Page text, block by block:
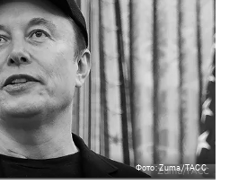
Фото: Zuma/ТАСС